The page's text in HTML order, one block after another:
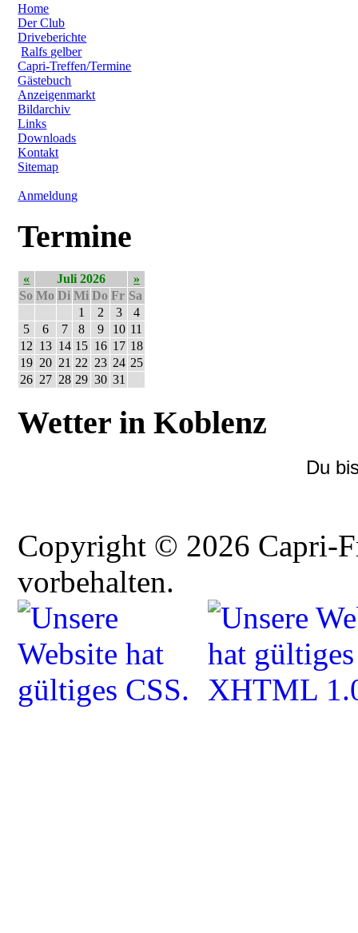
Home
Der Club
Driveberichte
Ralfs gelber
Capri-Treffen/Termine
Gästebuch
Anzeigenmarkt
Bildarchiv
Links
Downloads
Kontakt
Sitemap
Anmeldung
Termine
« Juli 2026
»
So Mo Di Mi Do Fr Sa
1
2 3
4
5
6 7 8 9 10 11
12 13 14 15 16 17 18
19 20 21 22 23 24 25
26 27 28 29 30 31
Wetter in Koblenz
Du
Copyright © 2026 Capri-
vorbehalten.